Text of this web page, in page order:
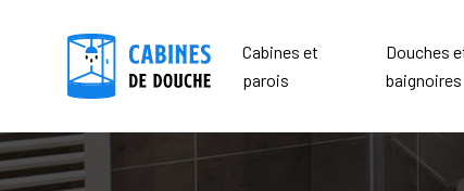
Cabines et
parois
Douches
baignoires